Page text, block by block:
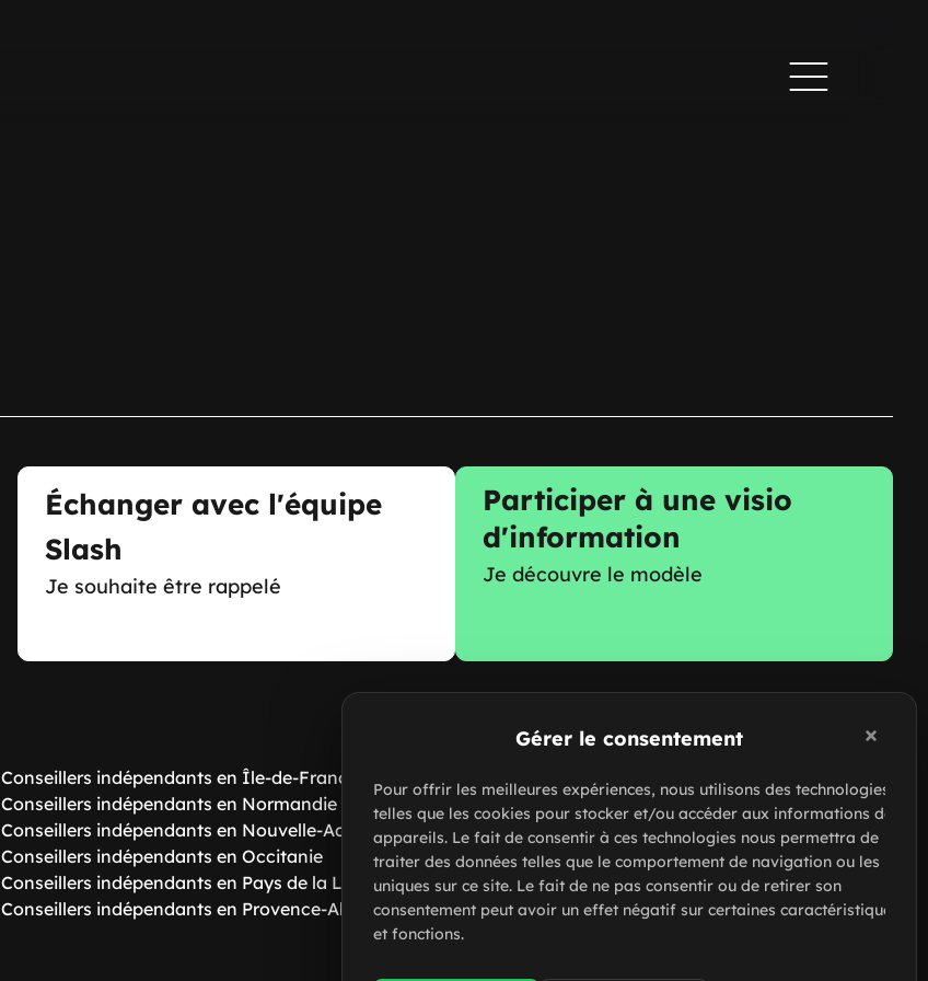
Gérer le consentement
Pour offrir les meilleures expériences, nous utilisons des technologies
telles que les cookies pour stocker et/ou accéder aux informations des
appareils. Le fait de consentir à ces technologies nous permettra de
traiter des données telles que le comportement de navigation ou les ID
uniques sur ce site. Le fait de ne pas consentir ou de retirer son
consentement peut avoir un effet négatif sur certaines caractéristiques
et fonctions.
Échanger avec l'équipe
Slash
Je souhaite être rappelé
Participer à une visio
d'information
Je découvre le modèle
Conseillers indépendants en Île-de-France
Conseillers indépendants en Normandie
Conseillers indépendants en Nouvelle-Aquitaine
Conseillers indépendants en Occitanie
Conseillers indépendants en Pays de la Loire
Conseillers indépendants en Provence-Alpes-Côte d'Azur
Ressources de Slash Intérim
Voir nos guides
Foire aux questions
Contacter Slash Intérim
Réseaux sociaux